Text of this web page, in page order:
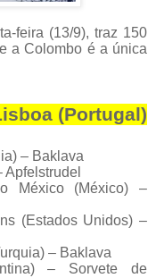
feira (13/9), traz 150
a Colombo é a única
(Portugal)
– Baklava
México (México) –
(Estados Unidos) –
– Baklava
– Sorvete de